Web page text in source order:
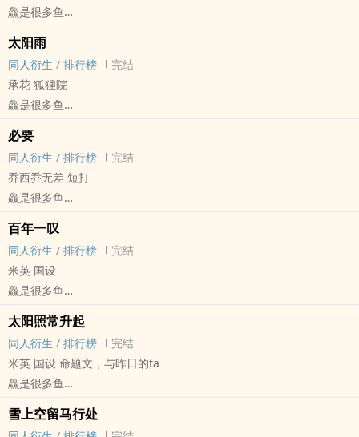
鱻是很多鱼
- 短篇 - 完结
太阳雨
同人衍生 / 排行榜
完结
承花 狐狸院
鱻是很多鱼
漫同人
BL - 短篇 - 完结
必要
同人衍生 / 排行榜
完结
乔西乔无差 短打
鱻是很多鱼
林） 同人衍生 - 动漫同人 - BL
短篇 - 完结
百年一叹
同人衍生 / 排行榜
完结
米英 国设
鱻是很多鱼
同人衍生 - BL - 短篇 - 完结
太阳照常升起
同人衍生 / 排行榜
完结
米英 国设 命题文，与昨日的ta
鱻是很多鱼
同人衍生 - BL - 短篇 - 完结
雪上空留马行处